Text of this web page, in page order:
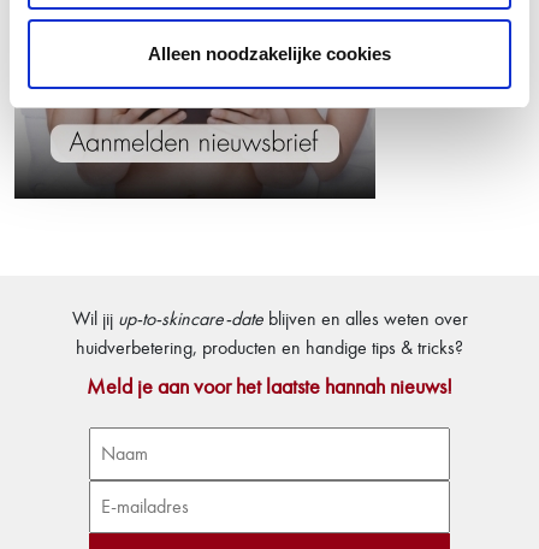
Alleen noodzakelijke cookies
Wil jij up-to-skincare-dateblijven en alles weten over
huidverbetering, producten en handige tips & tricks?
Meld je aan voor het laatste hannah nieuws!